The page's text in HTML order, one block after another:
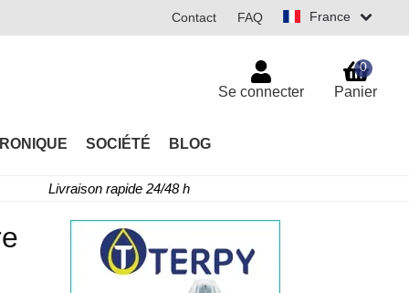
France
Contact FAQ
SOCIÉTÉ BLOG
Se connecter Panier
0
Livraison rapide 24/48 h